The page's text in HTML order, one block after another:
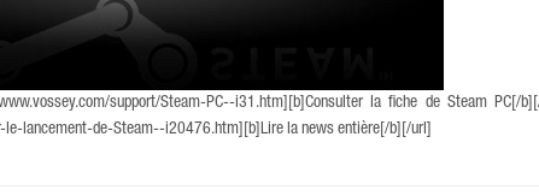
support/Steam-PC--i31.htm][b]Consulter la fiche de Steam PC[/
le-lancement-de-Steam--i20476.htm][b]Lire la news entière[/b][/url]